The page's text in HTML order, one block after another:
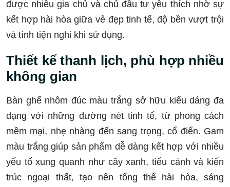
được nhiều gia chủ và chủ đầu tư yêu thích nhờ sự
kết hợp hài hòa giữa vẻ đẹp tinh tế, độ bền vượt trội
và tính tiện nghi khi sử dụng.
Thiết kế thanh lịch, phù hợp nhiều
không gian
Bàn ghế nhôm đúc màu trắng sở hữu kiểu dáng đa
dạng với những đường nét tinh tế, từ phong cách
mềm mại, nhẹ nhàng đến sang trọng, cổ điển. Gam
màu trắng giúp sản phẩm dễ dàng kết hợp với nhiều
yếu tố xung quanh như cây xanh, tiểu cảnh và kiến
trúc ngoại thất, tạo nên tổng thể hài hòa, sáng